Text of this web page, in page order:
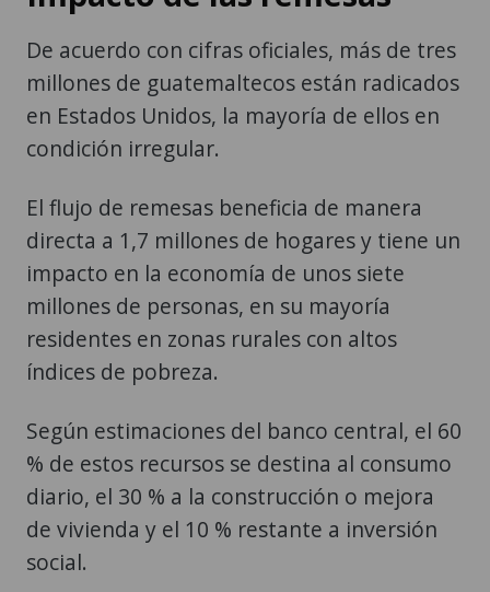
millones de guatemaltecos están radicados
en Estados Unidos, la mayoría de ellos en
condición irregular.
El flujo de remesas beneficia de manera
impacto en la economía de unos siete
millones de personas, en su mayoría
residentes en zonas rurales con altos
índices de pobreza.
Según estimaciones del banco central, el 60
diario, el 30 % a la construcción o mejora
de vivienda y el 10 % restante a inversión
social.
Las autoridades monetarias prevén que las